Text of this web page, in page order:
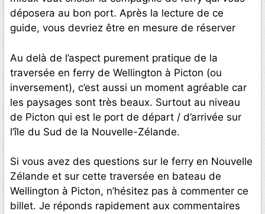
déposera au bon port. Après la lecture de ce
guide, vous devriez être en mesure de réserver
Au delà de l’aspect purement pratique de la
traversée en ferry de Wellington à Picton (ou
inversement), c’est aussi un moment agréable car
les paysages sont très beaux. Surtout au niveau
de Picton qui est le port de départ / d’arrivée sur
l’île du Sud de la Nouvelle-Zélande.
Si vous avez des questions sur le ferry en Nouvelle
Zélande et sur cette traversée en bateau de
Wellington à Picton, n’hésitez pas à commenter ce
billet. Je réponds rapidement aux commentaires